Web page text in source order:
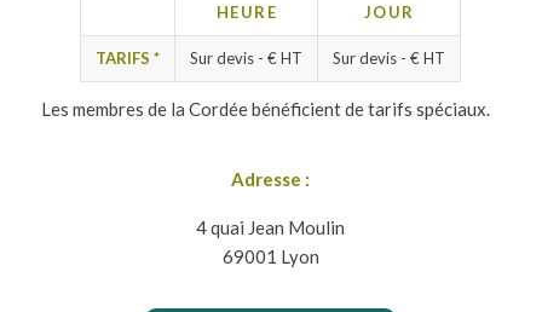
HEURE JOUR
TARIFS * Sur devis -€HT Sur devis -€HT
Les membres de la Cordée bénéficient de tarifs spéciaux.
Adresse :
4 quai Jean Moulin
69001 Lyon